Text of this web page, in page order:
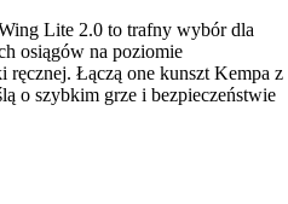
Lite 2.0 to trafny wybór dla
osiągów na poziomie
ręcznej. Łączą one kunszt Kempa z
o szybkim grze i bezpieczeństwie